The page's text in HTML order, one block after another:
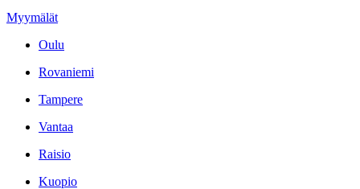
Myymälät
Oulu
Rovaniemi
Tampere
Vantaa
Raisio
Kuopio